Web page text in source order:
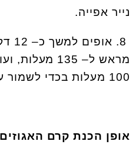
נייר אפייה.
.8
100 מעלות בכדי לשמור על פריכות העוגיות
אופן הכנת קרם האגוזים